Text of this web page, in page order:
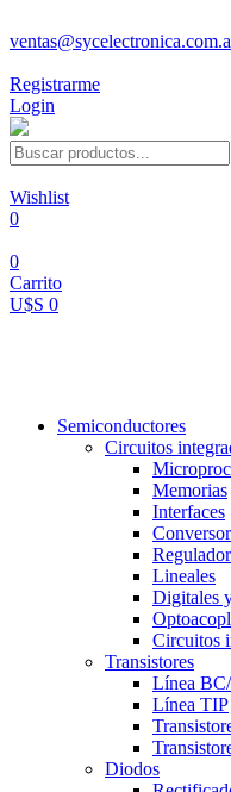
Registrarme
Login
Wishlist
0
0
Carrito
U$S 0
Semiconductores
Circuitos
Memorias
Interfaces
Lineales
Digitales
Circuitos
Transistores
Línea
Línea TIP
Diodos